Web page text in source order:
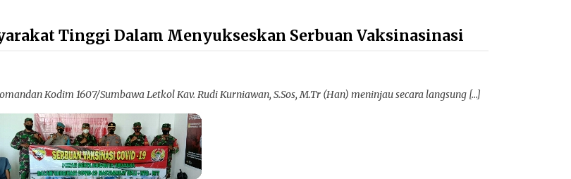
Tinggi Dalam Menyukseskan Serbuan Vaksinasinasi
Kodim 1607/Sumbawa Letkol Kav. Rudi Kurniawan, S.Sos, M.Tr (Han) meninjau secara langsung […]